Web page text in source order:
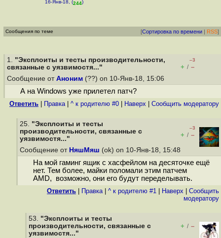
16-Янв-18, (244)
Сообщения по теме [Сортировка по времени | RSS]
1. "Эксплоиты и тесты производительности,
связанные с уязвимостя..."
–3
+ / –
Сообщение от Аноним (??) on 10-Янв-18, 15:06
А на Windows уже прилетел патч?
Ответить Правка| ^ к родителю #0 Наверх Cообщить модератору
25. "Эксплоиты и тесты
производительности, связанные с
уязвимостя..."
–3
+ / –
Сообщение от НяшМяш (ok) on 10-Янв-18, 15:48
На мой гаминг ящик с хасфейлом на десяточке ещё
нет. Тем более, майки поломали этим патчем
AMD, возможно, они его будут переделывать.
Ответить Правка| ^ к родителю #1 Наверх
Cообщить
модератору
53. "Эксплоиты и тесты
производительности, связанные с
уязвимостя..."
+ / –